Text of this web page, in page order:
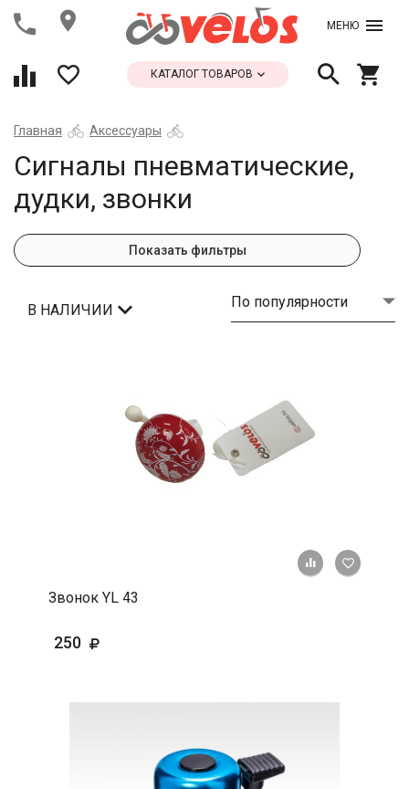
МЕНЮ
КАТАЛОГ ТОВАРОВ
Главная Аксессуары
Сигналы пневматические,
дудки, звонки
Показать фильтры
В НАЛИЧИИ По популярности
+ К
Звонок YL 43
250